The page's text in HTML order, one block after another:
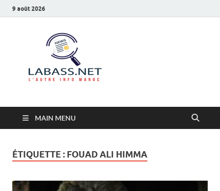
9 août 2026
MAIN MENU
ÉTIQUETTE : FOUAD ALI HIMMA